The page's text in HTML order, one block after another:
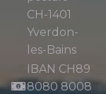
CH-1401
Yverdon-
les-Bains
IBAN CH89
8080 8008